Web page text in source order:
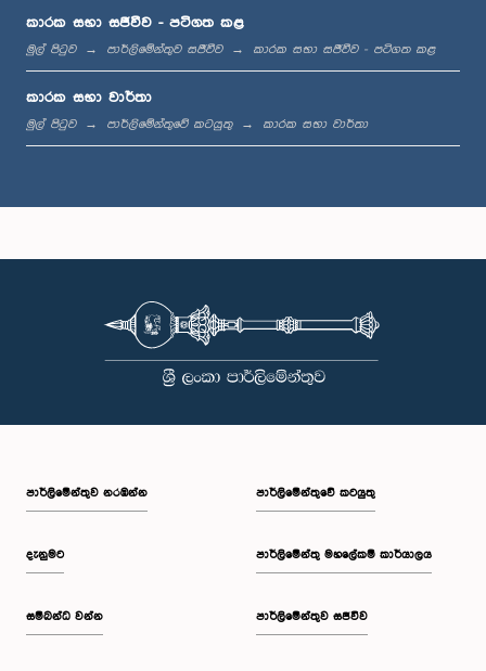
සාමාජික
සාමාජික
කාරක සභා සජීවීව - පටිගත කළ
මුල් පිටුව පාර්ලිමේන්තුව සජීවීව කාරක සභා සජීවීව - පටිගත කළ
කාරක සභා වාර්තා
මුල් පිටුව පාර්ලිමේන්තුවේ කටයුතු කාරක සභා වාර්තා
පාර්ලි‌මේන්තුව නරඹන්න
දැනුමට
සම්බන්ධ වන්න
පාර්ලිමේන්තුවේ කටයුතු
පාර්ලිමේන්තු මහලේකම් කාර්යාලය
පාර්ලිමේන්තුව සජීවීව